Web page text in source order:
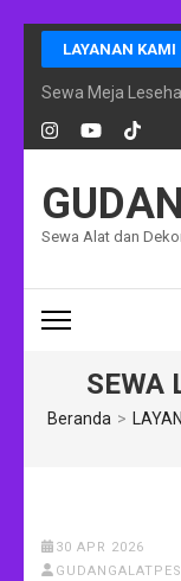
Lompat
ke
konten
(Tekan
Enter)
LAYANAN KAMI
Sewa Meja
Sewa Alat dan
SEWA
Beranda >
30 APR 2026